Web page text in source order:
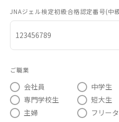
JNAジェル検定初級合格認定番号(中
ご職業
会社員 中学生
専門学校生
短大生
主婦
フリー